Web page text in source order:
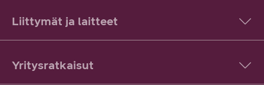
Liittymät ja laitteet
Yritysratkaisut